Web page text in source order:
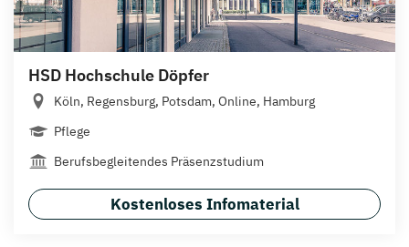
HSD Hochschule Döpfer
Köln, Regensburg, Potsdam, Online, Hamburg
Pflege
Berufsbegleitendes Präsenzstudium
Kostenloses Infomaterial